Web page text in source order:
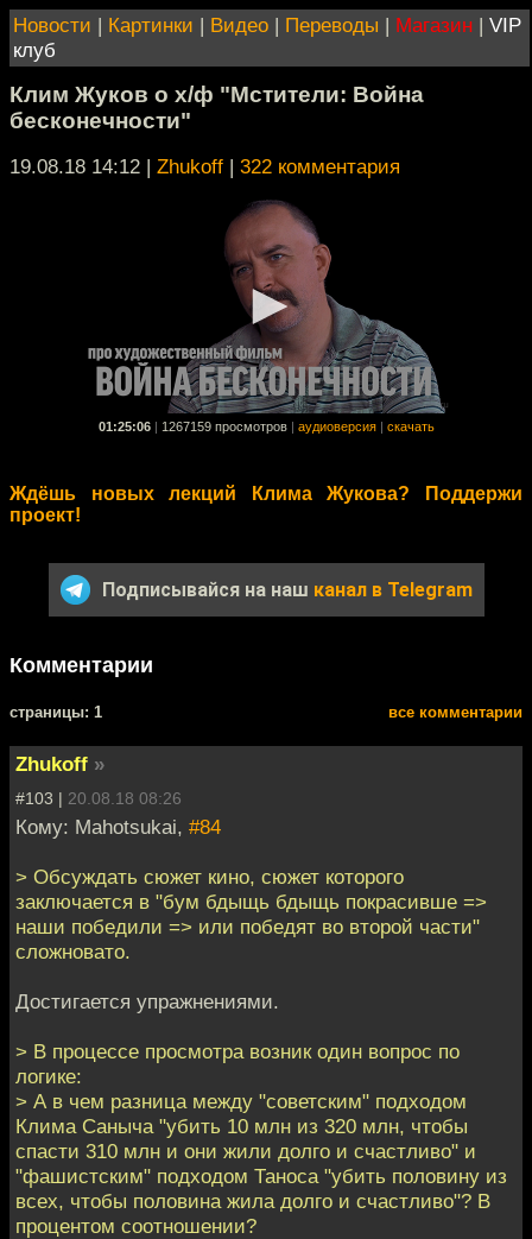
Новости | Картинки | Видео | Переводы | Магазин | VIP
клуб
Клим Жуков о х/ф "Мстители: Война
бесконечности"
19.08.18 14:12 | Zhukoff | 322 комментария
01:25:06 1267159 просмотров аудиоверсия скачать
Ждёшь новых лекций Клима Жукова? Поддержи
проект!
Подписывайся на наш канал в Telegram
Комментарии
cтраницы: 1 все комментарии
Zhukoff »
#103 | 20.08.18 08:26
Кому: Mahotsukai, #84
> Обсуждать сюжет кино, сюжет которого
заключается в "бум бдыщь бдыщь покрасивше =>
наши победили => или победят во второй части"
сложновато.
Достигается упражнениями.
> В процессе просмотра возник один вопрос по
логике:
> А в чем разница между "советским" подходом
Клима Саныча "убить 10 млн из 320 млн, чтобы
спасти 310 млн и они жили долго и счастливо" и
"фашистским" подходом Таноса "убить половину из
всех, чтобы половина жила долго и счастливо"? В
процентом соотношении?